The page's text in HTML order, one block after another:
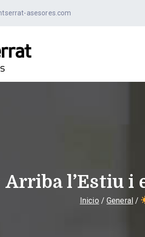
asesores.com
Arriba l’Estiu i
Inicio General